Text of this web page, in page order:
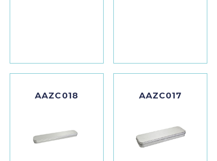
AAZC018 AAZC017